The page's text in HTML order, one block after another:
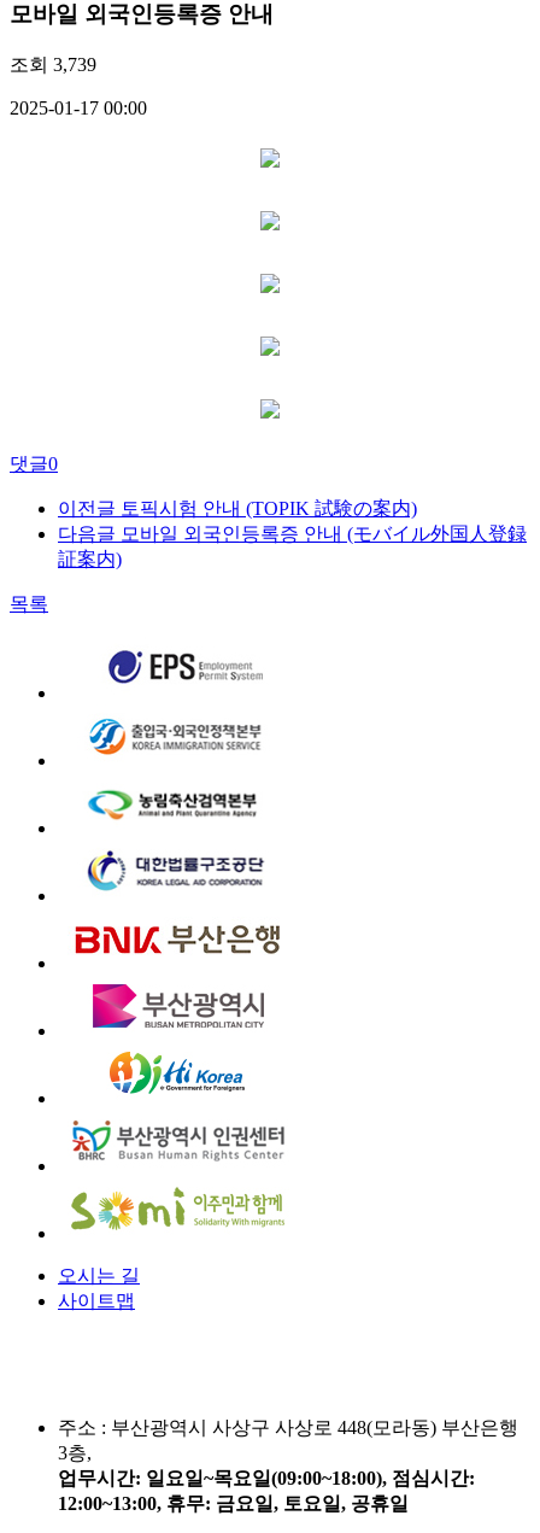
모바일 외국인등록증 안내
조회 3,739
2025-01-17 00:00
댓글0
이전글 토픽시험 안내 (TOPIK 試験の案内)
다음글 모바일 외국인등록증 안내 (モバイル外国人登録
証案内)
목록
오시는 길
사이트맵
주소 : 부산광역시 사상구 사상로 448(모라동) 부산은행
3층,
업무시간: 일요일~목요일(09:00~18:00), 점심시간:
12:00~13:00, 휴무: 금요일, 토요일, 공휴일